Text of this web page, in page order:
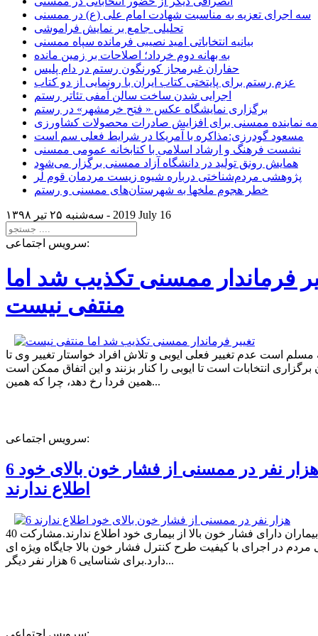
سه اجرای تعزیه به مناسبت شهادت امام علی (ع) در ممسنی
تحلیلی جامع بر نمایش فراموشی
بیانیه انتخاباتی امید نصیبی فرمانده سپاه ممسنی
به بهانه دوم خرداد؛ اصلاحات بر زمین مانده
حفاران غیرمجاز کورنگون رستم در دام پلیس
عزم رستم برای پایتختی کتاب ایران با رونمایی از دو کتاب
اجرایی شدن ساخت سالن آمفی تئاتر رستم
برگزاری نمایشگاه عکس « فتح خرمشهر» در رستم
نماینده ممسنی برای افزایش صادرات محصولات کشاورزی
مسعود گودرزی:مذاکره با آمریکا در شرایط فعلی سم است
نشست فرهنگ و ارشاد اسلامی با کتابخانه عمومی ممسنی
همایش رونق تولید در دانشگاه آزاد ممسنی برگزار می‌شود
پژوهشی مردم‌شناختی درباره شیوه زیست مردمان قوم لُر
خطر هجوم ملخها به شهرستان‌های ممسنی و رستم
سه‌شنبه ۲۵ تير ۱۳۹۸ - 2019 July 16
سرویس اجتماعی:
فرماندار ممسنی تکذیب شد اما
منتفی نیست
مسلم است عدم تغییر فعلی ایوبی و تلاش افراد خواستار تغییر وی تا
برگزاری انتخابات است تا ایوبی را کنار بزنند و این اتفاق ممکن است
همین فردا رخ دهد، چرا که همین...
سرویس اجتماعی:
6 هزار نفر در ممسنی از فشار خون بالای خود
اطلاع ندارند
40 درصد بیماران دارای فشار خون بالا از بیماری خود اطلاع ندارند.مشارکت
در اجرای با کیفیت طرح کنترل فشار خون بالا جایگاه ویژه ای
دارد.برای شناسایی 6 هزار نفر دیگر...
سرویس اجتماعی: